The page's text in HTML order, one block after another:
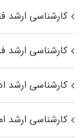
کارشناسی ارشد
کارشناسی ارشد
کارشناسی ارشد
کارشناسی ارشد